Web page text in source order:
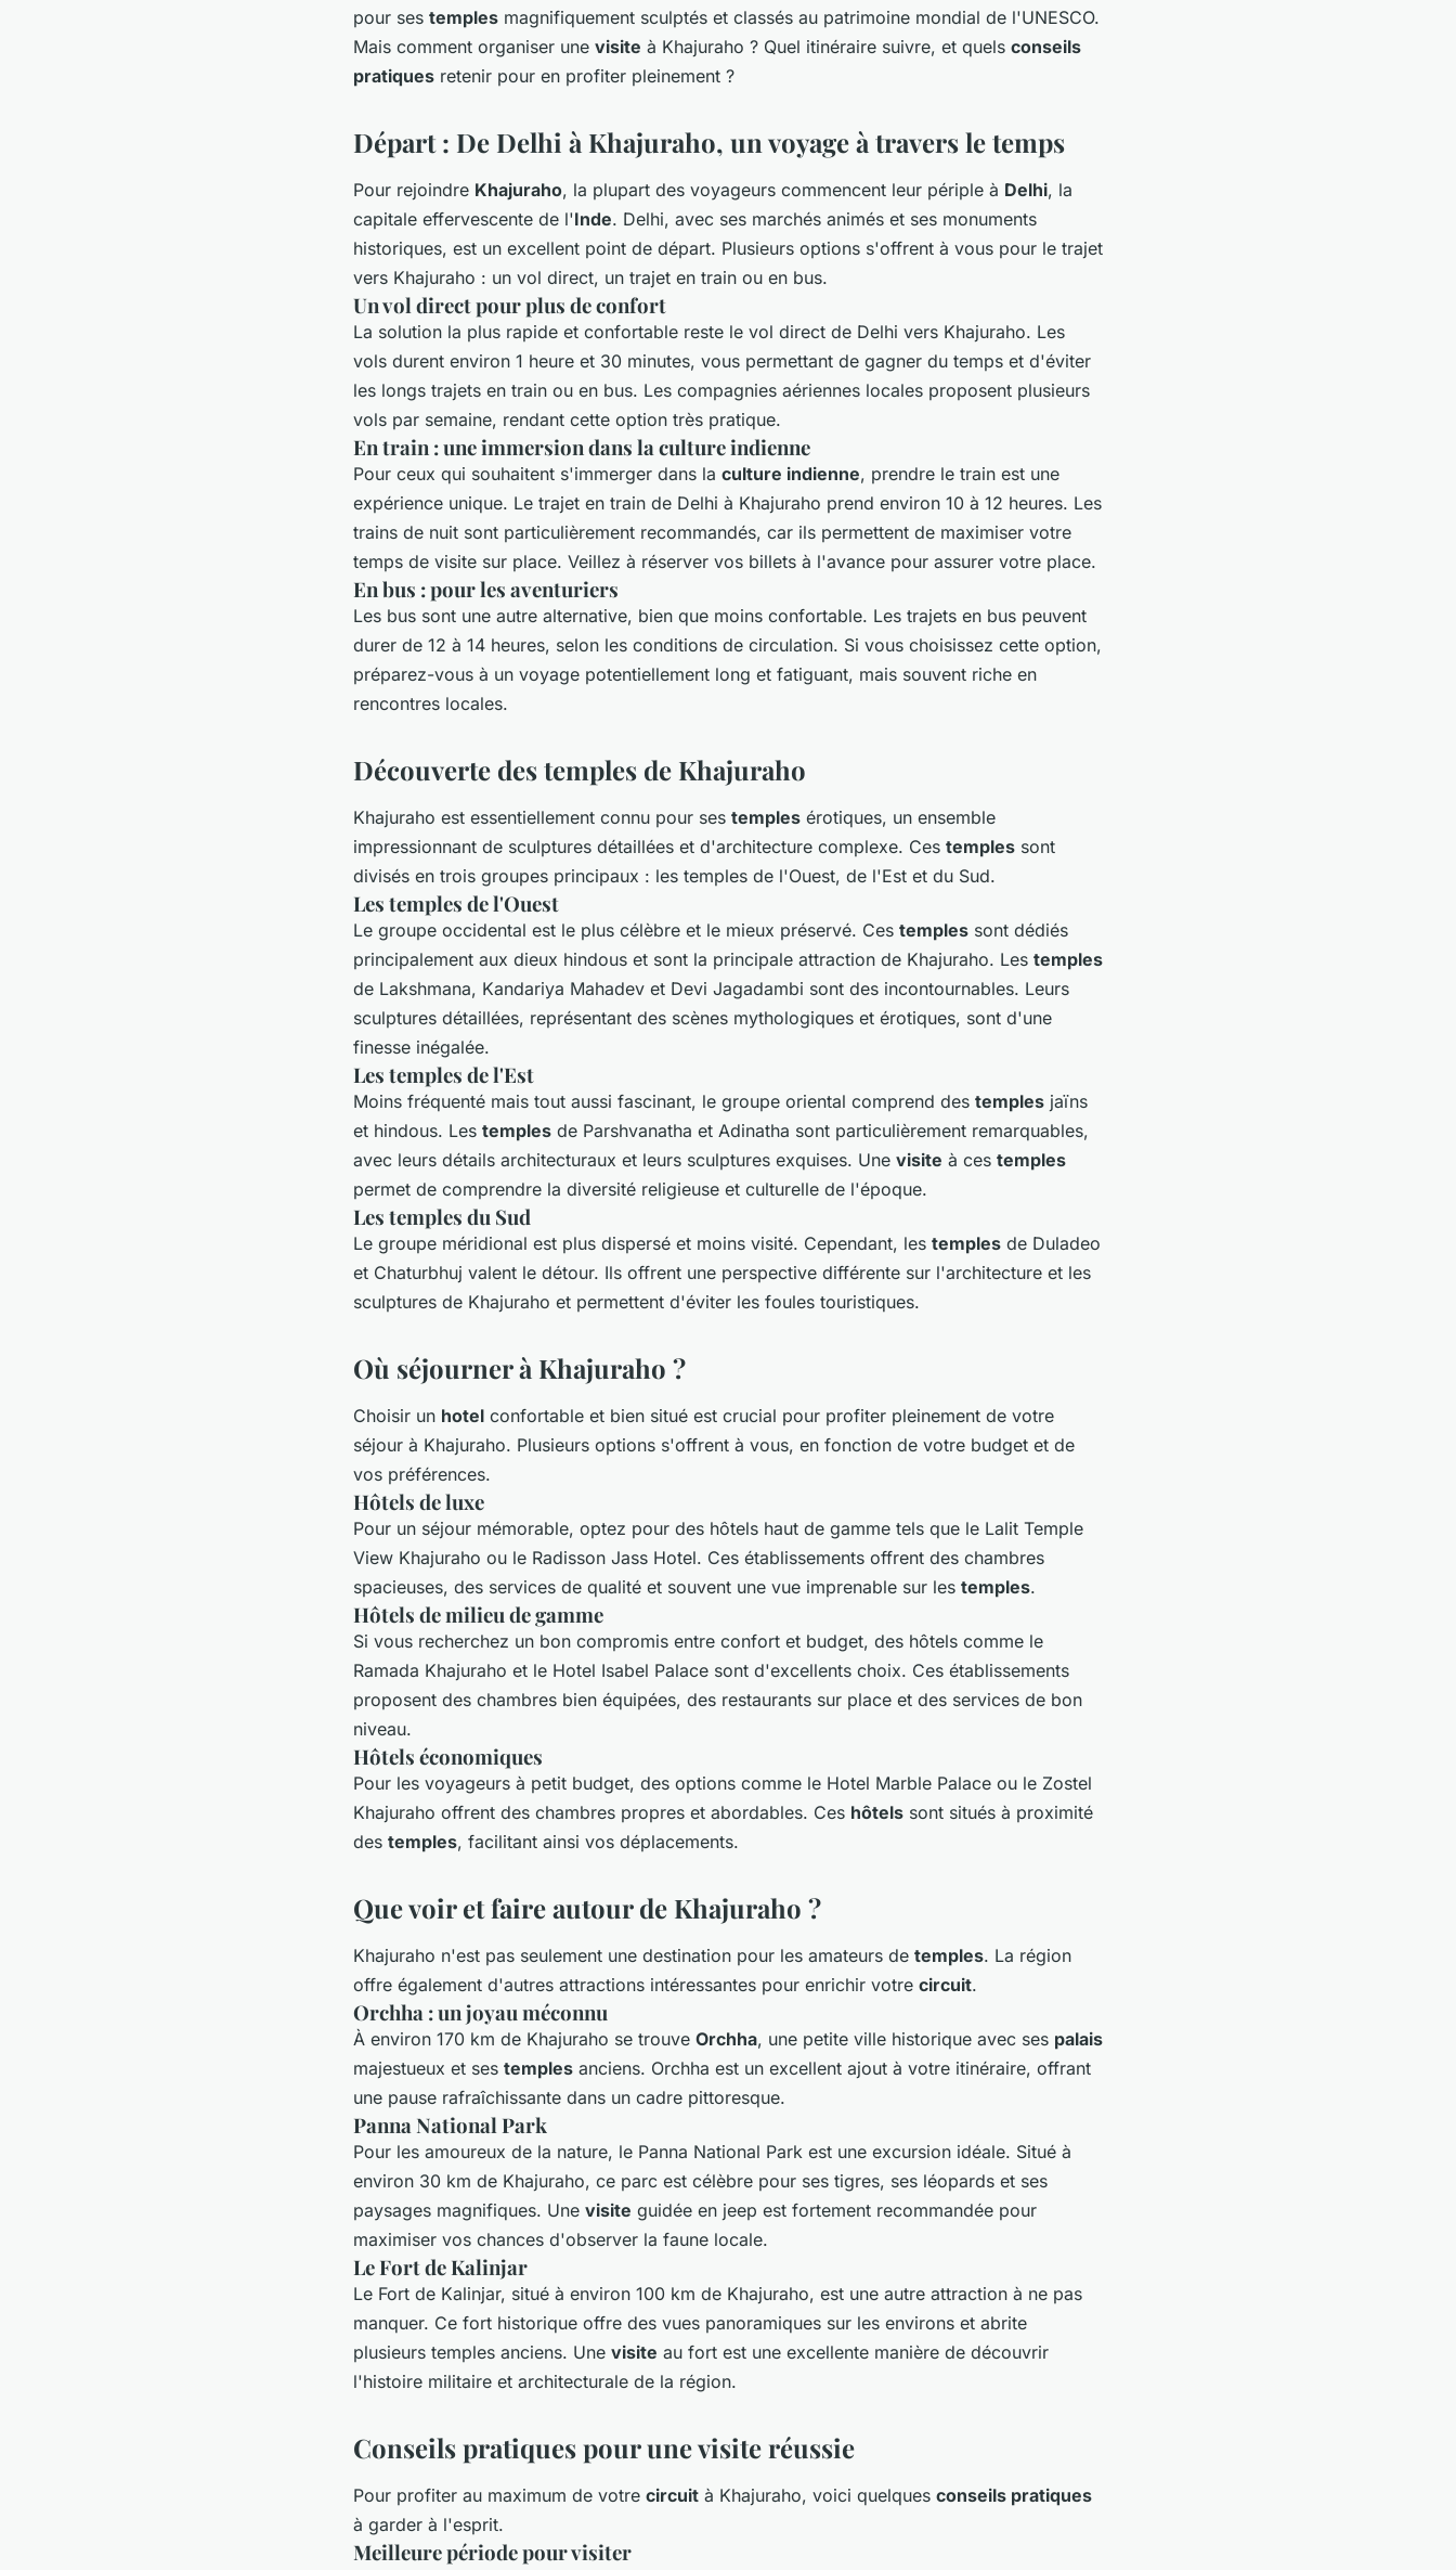
pour ses temples magnifiquement sculptés et classés au patrimoine mondial de l'UNESCO.
Mais comment organiser une visite à Khajuraho ? Quel itinéraire suivre, et quels conseils
pratiques retenir pour en profiter pleinement ?
Départ : De Delhi à Khajuraho, un voyage à travers le temps
Pour rejoindre Khajuraho, la plupart des voyageurs commencent leur périple à Delhi, la
capitale effervescente de l'Inde. Delhi, avec ses marchés animés et ses monuments
historiques, est un excellent point de départ. Plusieurs options s'offrent à vous pour le trajet
vers Khajuraho : un vol direct, un trajet en train ou en bus.
Un vol direct pour plus de confort
La solution la plus rapide et confortable reste le vol direct de Delhi vers Khajuraho. Les
vols durent environ 1 heure et 30 minutes, vous permettant de gagner du temps et d'éviter
les longs trajets en train ou en bus. Les compagnies aériennes locales proposent plusieurs
vols par semaine, rendant cette option très pratique.
En train : une immersion dans la culture indienne
Pour ceux qui souhaitent s'immerger dans la culture indienne, prendre le train est une
expérience unique. Le trajet en train de Delhi à Khajuraho prend environ 10 à 12 heures. Les
trains de nuit sont particulièrement recommandés, car ils permettent de maximiser votre
temps de visite sur place. Veillez à réserver vos billets à l'avance pour assurer votre place.
En bus : pour les aventuriers
Les bus sont une autre alternative, bien que moins confortable. Les trajets en bus peuvent
durer de 12 à 14 heures, selon les conditions de circulation. Si vous choisissez cette option,
préparez-vous à un voyage potentiellement long et fatiguant, mais souvent riche en
rencontres locales.
Découverte des temples de Khajuraho
Khajuraho est essentiellement connu pour ses temples érotiques, un ensemble
impressionnant de sculptures détaillées et d'architecture complexe. Ces temples sont
divisés en trois groupes principaux : les temples de l'Ouest, de l'Est et du Sud.
Les temples de l'Ouest
Le groupe occidental est le plus célèbre et le mieux préservé. Ces temples sont dédiés
principalement aux dieux hindous et sont la principale attraction de Khajuraho. Les temples
de Lakshmana, Kandariya Mahadev et Devi Jagadambi sont des incontournables. Leurs
sculptures détaillées, représentant des scènes mythologiques et érotiques, sont d'une
finesse inégalée.
Les temples de l'Est
Moins fréquenté mais tout aussi fascinant, le groupe oriental comprend des temples jaïns
et hindous. Les temples de Parshvanatha et Adinatha sont particulièrement remarquables,
avec leurs détails architecturaux et leurs sculptures exquises. Une visite à ces temples
permet de comprendre la diversité religieuse et culturelle de l'époque.
Les temples du Sud
Le groupe méridional est plus dispersé et moins visité. Cependant, les temples de Duladeo
et Chaturbhuj valent le détour. Ils offrent une perspective différente sur l'architecture et les
sculptures de Khajuraho et permettent d'éviter les foules touristiques.
Où séjourner à Khajuraho ?
Choisir un hotel confortable et bien situé est crucial pour profiter pleinement de votre
séjour à Khajuraho. Plusieurs options s'offrent à vous, en fonction de votre budget et de
vos préférences.
Hôtels de luxe
Pour un séjour mémorable, optez pour des hôtels haut de gamme tels que le Lalit Temple
View Khajuraho ou le Radisson Jass Hotel. Ces établissements offrent des chambres
spacieuses, des services de qualité et souvent une vue imprenable sur les temples.
Hôtels de milieu de gamme
Si vous recherchez un bon compromis entre confort et budget, des hôtels comme le
Ramada Khajuraho et le Hotel Isabel Palace sont d'excellents choix. Ces établissements
proposent des chambres bien équipées, des restaurants sur place et des services de bon
niveau.
Hôtels économiques
Pour les voyageurs à petit budget, des options comme le Hotel Marble Palace ou le Zostel
Khajuraho offrent des chambres propres et abordables. Ces hôtels sont situés à proximité
des temples, facilitant ainsi vos déplacements.
Que voir et faire autour de Khajuraho ?
Khajuraho n'est pas seulement une destination pour les amateurs de temples. La région
offre également d'autres attractions intéressantes pour enrichir votre circuit.
Orchha : un joyau méconnu
À environ 170 km de Khajuraho se trouve Orchha, une petite ville historique avec ses palais
majestueux et ses temples anciens. Orchha est un excellent ajout à votre itinéraire, offrant
une pause rafraîchissante dans un cadre pittoresque.
Panna National Park
Pour les amoureux de la nature, le Panna National Park est une excursion idéale. Situé à
environ 30 km de Khajuraho, ce parc est célèbre pour ses tigres, ses léopards et ses
paysages magnifiques. Une visite guidée en jeep est fortement recommandée pour
maximiser vos chances d'observer la faune locale.
Le Fort de Kalinjar
Le Fort de Kalinjar, situé à environ 100 km de Khajuraho, est une autre attraction à ne pas
manquer. Ce fort historique offre des vues panoramiques sur les environs et abrite
plusieurs temples anciens. Une visite au fort est une excellente manière de découvrir
l'histoire militaire et architecturale de la région.
Conseils pratiques pour une visite réussie
Pour profiter au maximum de votre circuit à Khajuraho, voici quelques conseils pratiques
à garder à l'esprit.
Meilleure période pour visiter